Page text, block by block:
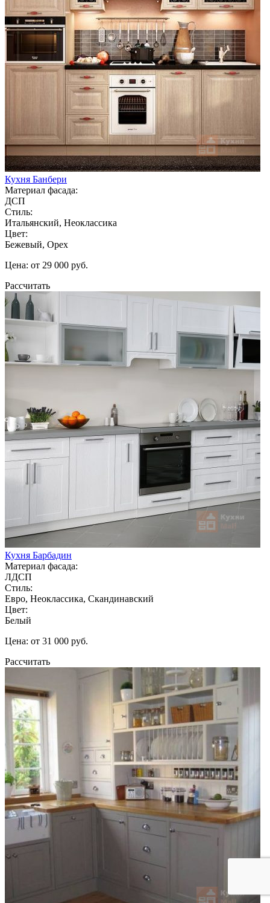
Кухня Банбери
Материал фасада:
ДСП
Стиль:
Итальянский, Неоклассика
Цвет:
Бежевый, Орех
Цена: от 29 000 руб.
Рассчитать
Кухня Барбадин
Материал фасада:
ЛДСП
Стиль:
Евро, Неоклассика, Скандинавский
Цвет:
Белый
Цена: от 31 000 руб.
Рассчитать